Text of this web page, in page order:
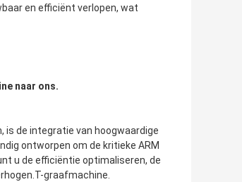
en efficiënt verlopen, wat
naar ons.
is de integratie van hoogwaardige
ontworpen om de kritieke ARM
u de efficiëntie optimaliseren, de
graafmachine.